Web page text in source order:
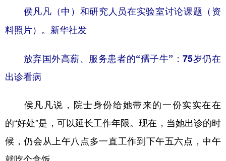
侯凡凡（中）和研究人员在实验室讨论课题（资
料照片）。新华社发
放弃国外高薪、服务患者的“孺子牛”：75岁仍在
出诊看病
侯凡凡说，院士身份给她带来的一份实实在在
的“好处”是，可以延长工作年限。现在，当她出诊的时
候，仍会从上午八点多一直工作到下午五六点，中午
就吃个盒饭。